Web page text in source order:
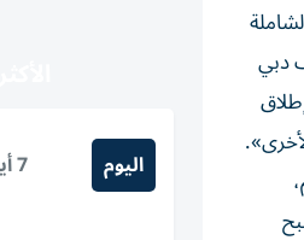
دبي
اليوم 7 أيام